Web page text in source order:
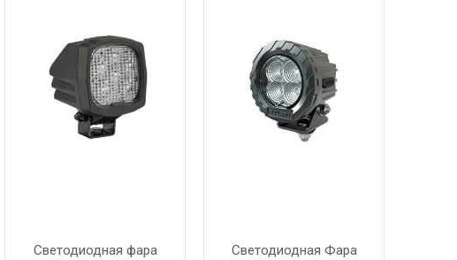
Светодиодная фара
Светодиодная Фара